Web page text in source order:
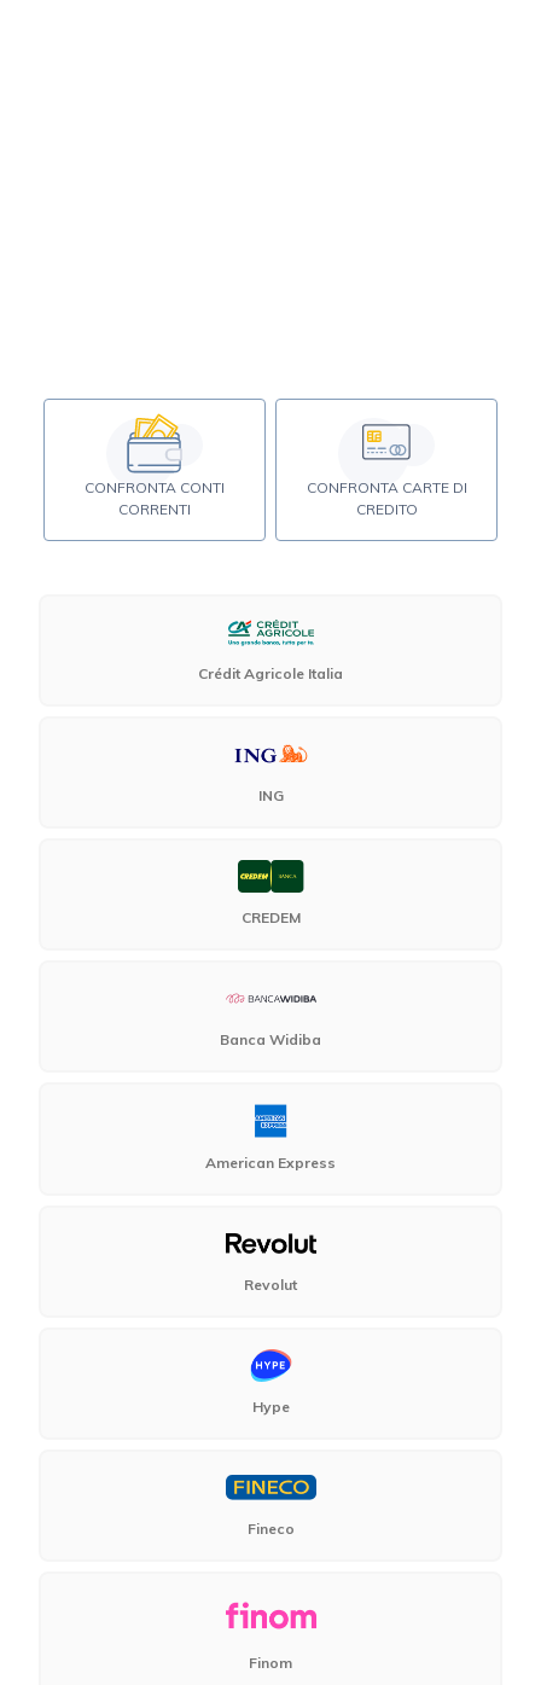
CONFRONTA CONTI
CORRENTI
CONFRONTA CARTE DI
CREDITO
Crédit Agricole Italia
ING
CREDEM
Banca Widiba
American Express
Revolut
Hype
Fineco
Finom